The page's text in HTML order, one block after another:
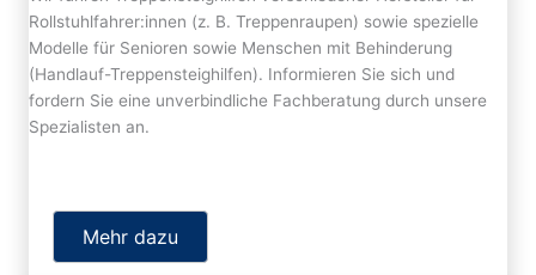
Rollstuhlfahrer:innen (z. B. Treppenraupen) sowie spezielle
Modelle für Senioren sowie Menschen mit Behinderung
(Handlauf-Treppensteighilfen). Informieren Sie sich und
fordern Sie eine unverbindliche Fachberatung durch unsere
Spezialisten an.
Mehr dazu